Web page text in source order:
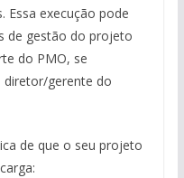
Essa execução pode
de gestão do projeto
do PMO, se
gerente do
de que o seu projeto